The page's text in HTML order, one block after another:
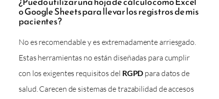
o Google Sheets para llevar los registros de mis
pacientes?
No es recomendable y es extremadamente arriesgado.
Estas herramientas no están diseñadas para cumplir
con los exigentes requisitos del RGPD para datos de
salud. Carecen de sistemas de trazabilidad de accesos